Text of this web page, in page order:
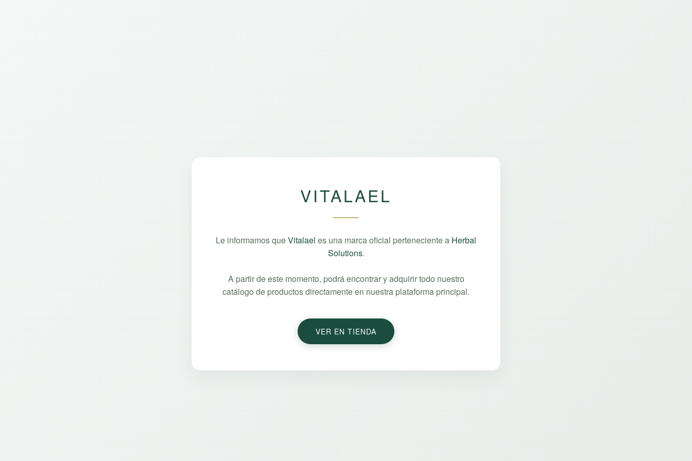
VITALAEL
Le informamos queVitalael es una marca oficial perteneciente a Herbal
Solutions.
A partir de este momento, podrá encontrar y adquirir todo nuestro
catálogo de productos directamente en nuestra plataforma principal.
VER EN TIENDA